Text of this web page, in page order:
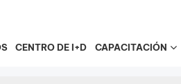
CENTRO DE I+D CAPACITACIÓN